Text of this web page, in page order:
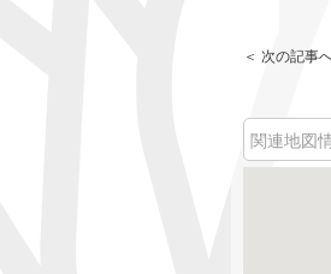
＜ 次の記事
関連地図